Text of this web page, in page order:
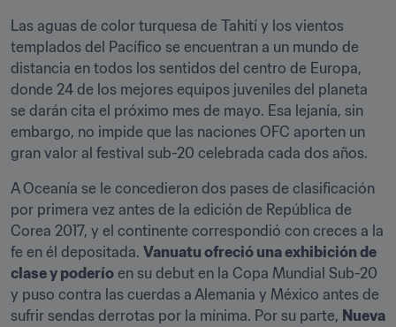
Las aguas de color turquesa de Tahití y los vientos
templados del Pacífico se encuentran a un mundo de
distancia en todos los sentidos del centro de Europa,
donde 24 de los mejores equipos juveniles del planeta
se darán cita el próximo mes de mayo. Esa lejanía, sin
embargo, no impide que las naciones OFC aporten un
gran valor al festival sub-20 celebrada cada dos años.
A Oceanía se le concedieron dos pases de clasificación
por primera vez antes de la edición de República de
Corea 2017, y el continente correspondió con creces a la
fe en él depositada. Vanuatu ofreció una exhibición de
clase y poderío en su debut en la Copa Mundial Sub-20
y puso contra las cuerdas a Alemania y México antes de
sufrir sendas derrotas por la mínima. Por su parte, Nueva